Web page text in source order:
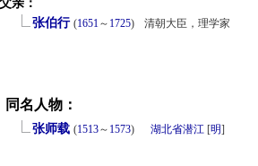
父亲：
张伯行 (1651～ 1725) 清朝大臣，理学家
人物：
张师载 (1513～ 1573) 湖北省潜江[明]